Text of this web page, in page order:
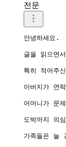
전문
안녕하세요.
글을 읽으면
특히 적어주
아버지가 연
어머니가 문
도박까지 의
가족들은 늘